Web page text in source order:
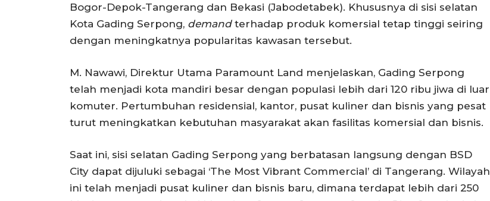
Bogor-Depok-Tangerang dan Bekasi (Jabodetabek). Khususnya di sisi selatan
Kota Gading Serpong, demandterhadap produk komersial tetap tinggi seiring
dengan meningkatnya popularitas kawasan tersebut.
M. Nawawi, Direktur Utama Paramount Land menjelaskan, Gading Serpong
telah menjadi kota mandiri besar dengan populasi lebih dari 120 ribu jiwa di luar
komuter. Pertumbuhan residensial, kantor, pusat kuliner dan bisnis yang pesat
turut meningkatkan kebutuhan masyarakat akan fasilitas komersial dan bisnis.
Saat ini, sisi selatan Gading Serpong yang berbatasan langsung dengan BSD
City dapat dijuluki sebagai ‘The Most Vibrant Commercial’ di Tangerang. Wilayah
ini telah menjadi pusat kuliner dan bisnis baru, dimana terdapat lebih dari 250